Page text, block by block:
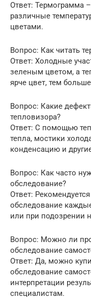
Ответ: Термограмма
различные
цветами.
Вопрос: Как читать
Ответ: Холодные
зеленым цветом, а
ярче цвет, тем
Вопрос: Какие
тепловизора?
Ответ: С помощью
тепла, мостики
конденсацию и
Вопрос: Как часто
обследование?
Ответ:
обследование
или при подозрении
Вопрос: Можно ли
обследование
Ответ: Да, можно
обследование
интерпретации
специалистам.